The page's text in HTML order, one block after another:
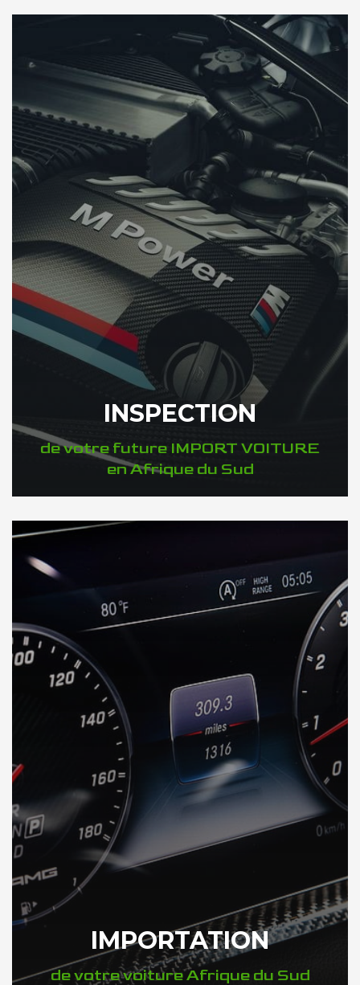
INSPECTION
de votre future IMPORT VOITURE
en Afrique du Sud
DÉCOUVREZ VOTRE INSPECTION AUTO en Afrique du Sud
IMPORTATION
de votre voiture Afrique du Sud